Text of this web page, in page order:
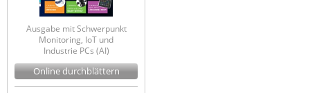
Ausgabe mit Schwerpunkt
Monitoring, IoT und
Industrie PCs (AI)
Online durchblättern